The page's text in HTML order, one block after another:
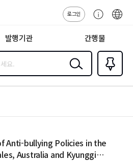
로그인
센
발행기관 간행물
검색
즐겨찾
기0
Anti-bullying Policies in the
Australia and Kyunggi